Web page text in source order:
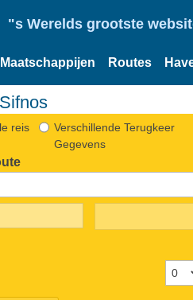
"s Werelds grootste
Routes
reis
Verschillende Terugkeer
Gegevens